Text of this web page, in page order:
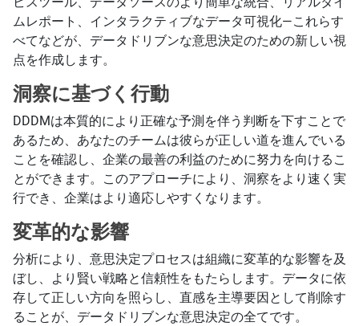
ムレポート、インタラクティブなデータ可視化—これらす
べてなどが、データドリブンな意思決定のための新しい視
点を作成します。
洞察に基づく行動
DDDMは本質的により正確な予測を伴う判断を下すことで
あるため、あなたのチームは彼らが正しい道を進んでいる
ことを確認し、企業の最善の利益のために努力を向けるこ
とができます。このアプローチにより、洞察をより速く実
行でき、企業はより適応しやすくなります。
変革的な影響
分析により、意思決定プロセスは組織に変革的な影響を及
ぼし、より賢い戦略と信頼性をもたらします。データに依
存して正しい方向を照らし、直感を主導要因として削除す
ることが、データドリブンな意思決定の全てです。